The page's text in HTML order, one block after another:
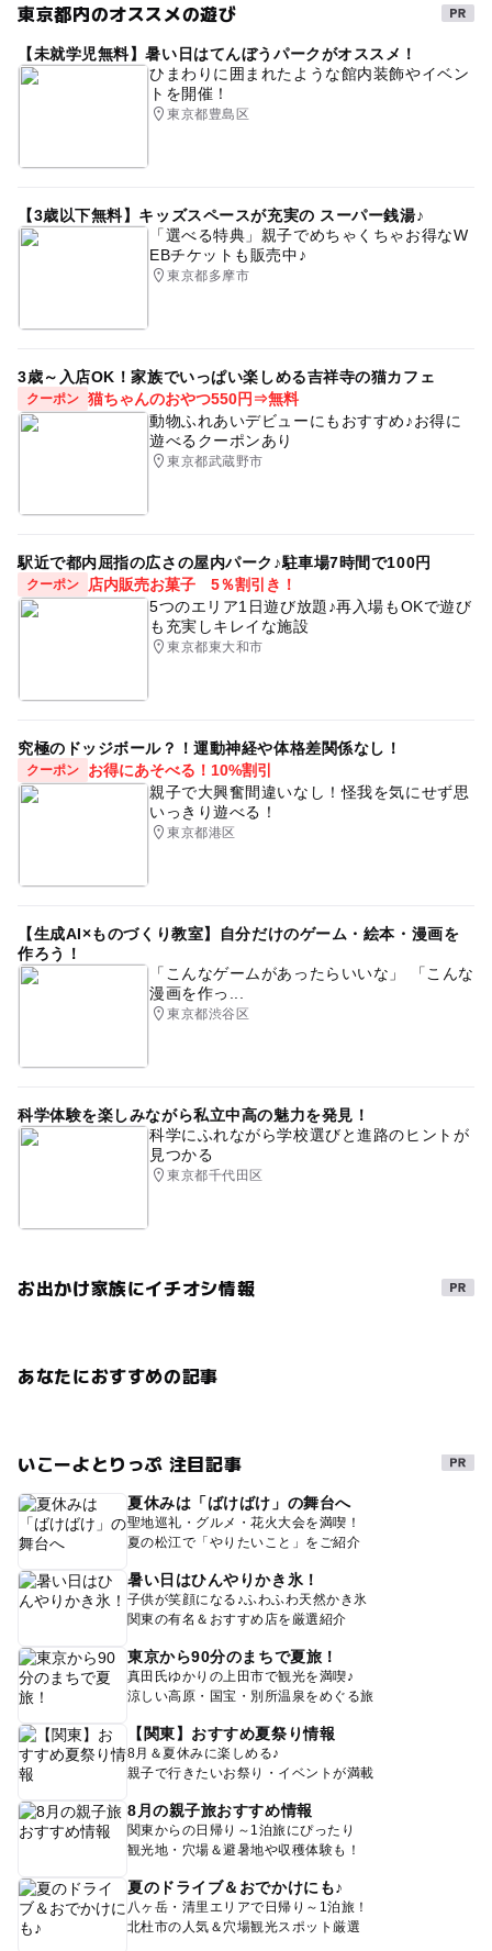
東京都内のオススメの遊び
【未就学児無料】暑い日はてんぼうパークがオススメ！
ひまわりに囲まれたような館内装飾やイベン
トを開催！
東京都豊島区
【3歳以下無料】キッズスペースが充実の スーパー銭湯♪
「選べる特典」親子でめちゃくちゃお得なW
EBチケットも販売中♪
東京都多摩市
3歳～入店OK！家族でいっぱい楽しめる吉祥寺の猫カフェ
クーポン 猫ちゃんのおやつ550円⇒無料
動物ふれあいデビューにもおすすめ♪お得に
遊べるクーポンあり
東京都武蔵野市
駅近で都内屈指の広さの屋内パーク♪駐車場7時間で100円
クーポン
店内販売お菓子 5％割引き！
5つのエリア1日遊び放題♪再入場もOKで遊び
も充実しキレイな施設
東京都東大和市
究極のドッジボール？！運動神経や体格差関係なし！
クーポン
お得にあそべる！10%割引
親子で大興奮間違いなし！怪我を気にせず思
いっきり遊べる！
東京都港区
【生成AI×ものづくり教室】自分だけのゲーム・絵本・漫画を
作ろう！
「こんなゲームがあったらいいな」 「こんな
漫画を作っ...
東京都渋谷区
科学体験を楽しみながら私立中高の魅力を発見！
科学にふれながら学校選びと進路のヒントが
見つかる
東京都千代田区
お出かけ家族にイチオシ情報
あなたにおすすめの記事
いこーよとりっぷ 注目記事
夏休みは「ばけばけ」の舞台へ
聖地巡礼・グルメ・花火大会を満喫！
夏の松江で「やりたいこと」をご紹介
暑い日はひんやりかき氷！
子供が笑顔になる♪ふわふわ天然かき氷
関東の有名＆おすすめ店を厳選紹介
東京から90分のまちで夏旅！
真田氏ゆかりの上田市で観光を満喫♪
涼しい高原・国宝・別所温泉をめぐる旅
【関東】おすすめ夏祭り情報
8月＆夏休みに楽しめる♪
親子で行きたいお祭り・イベントが満載
8月の親子旅おすすめ情報
関東からの日帰り～1泊旅にぴったり
観光地・穴場＆避暑地や収穫体験も！
夏のドライブ＆おでかけにも♪
八ヶ岳・清里エリアで日帰り～1泊旅！
北杜市の人気＆穴場観光スポット厳選